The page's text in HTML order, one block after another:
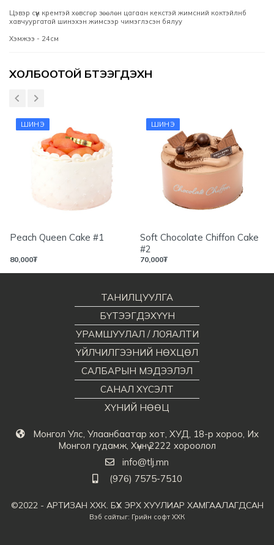
Цэвэр сүүн кремтэй хөвсгөр зөөлөн цагаан кекстэй жимсний коктэйлнб
хавчуургатай шинэхэн жимсээр чимэглэсэн бялуу
Хэмжээ - 24см
Үзүүлэлтүүд
ХОЛБООТОЙ БҮТЭЭГДЭХҮҮН
ШИНЭ
Peach Queen Cake #1
80,000₮
ШИНЭ
Soft Chocolate Chiffon Cake
#2
70,000₮
Монгол Улс, Улаанбаатар хот, ХУД, 18-р хороо, Их
Монгол гудамж, Хүннү 2222 хороолол
info@tlj.mn
(976) 7575-7510
ТАНИЛЦУУЛГА
БҮТЭЭГДЭХҮҮН
УРАМШУУЛАЛ / ЛОЯАЛТИ
ҮЙЛЧИЛГЭЭНИЙ НӨХЦӨЛ
САЛБАРЫН МЭДЭЭЛЭЛ
САНАЛ ХҮСЭЛТ
ХҮНИЙ НӨӨЦ
©2022 - АРТИЗАН ХХК. БҮХ ЭРХ ХУУЛИАР ХАМГААЛАГДСАН
Вэб сайтыг: Грийн софт ХХК